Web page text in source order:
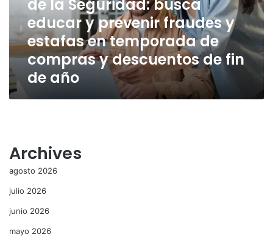
busca
educar
y
prevenir
fraudes
y
estafas
en
y
de
fin
año
de la Seguridad: busca
educar y prevenir fraudes y
estafas en temporada de
compras y descuentos de fin
de año
Archives
agosto 2026
julio 2026
junio 2026
mayo 2026